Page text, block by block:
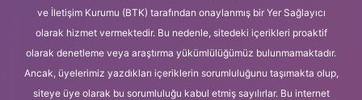
ve İletişim Kurumu (BTK) tarafından onaylanmış bir Yer Sağlayıcı
olarak hizmet vermektedir. Bu nedenle, sitedeki içerikleri proaktif
olarak denetleme veya araştırma yükümlülüğümüz bulunmamaktadır.
Ancak, üyelerimiz yazdıkları içeriklerin sorumluluğunu taşımakta olup,
siteye üye olarak bu sorumluluğu kabul etmiş sayılırlar. Bu internet